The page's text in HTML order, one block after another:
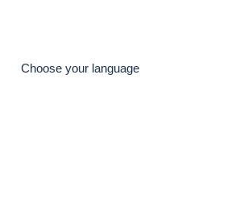
Choose your language